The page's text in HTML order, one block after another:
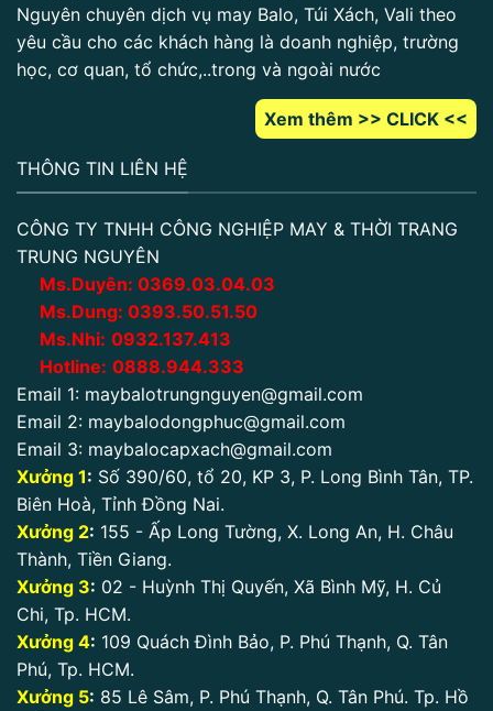
Nguyên chuyên dịch vụ may Balo, Túi Xách, Vali theo
yêu cầu cho các khách hàng là doanh nghiệp, trường
học, cơ quan, tổ chức,..trong và ngoài nước
Xem thêm >> CLICK <<
THÔNG TIN LIÊN HỆ
CÔNG TY TNHH CÔNG NGHIỆP MAY & THỜI TRANG
TRUNG NGUYÊN
Ms.Duyên: 0369.03.04.03
Ms.Dung: 0393.50.51.50
Ms.Nhi: 0932.137.413
Hotline: 0888.944.333
Email 1: maybalotrungnguyen@gmail.com
Email 2: maybalodongphuc@gmail.com
Email 3: maybalocapxach@gmail.com
Xưởng 1: Số 390/60, tổ 20, KP 3, P. Long Bình Tân, TP.
Biên Hoà, Tỉnh Đồng Nai.
Xưởng 2: 155 - Ấp Long Tường, X. Long An, H. Châu
Thành, Tiền Giang.
Xưởng 3: 02 - Huỳnh Thị Quyến, Xã Bình Mỹ, H. Củ
Chi, Tp. HCM.
Xưởng 4: 109 Quách Đình Bảo, P. Phú Thạnh, Q. Tân
Phú, Tp. HCM.
Xưởng 5: 85 Lê Sâm, P. Phú Thạnh, Q. Tân Phú. Tp. Hồ